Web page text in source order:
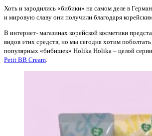
Хоть и зародились «бибики» на самом деле в
и мировую славу они получили благодаря
В интернет- магазинах корейской косметики
видов этих средств, но мы сегодня хотим
популярных «бибишек» Holika Holika – целой
Petit BB Cream